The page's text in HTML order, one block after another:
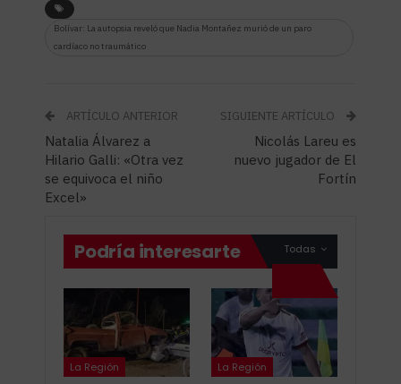
Bolívar: La autopsia reveló que Nadia Montañez murió de un paro
cardíaco no traumático
ARTÍCULO ANTERIOR
Natalia Álvarez a
Hilario Galli: «Otra vez
se equivoca el niño
Excel»
SIGUIENTE ARTÍCULO
Nicolás Lareu es
nuevo jugador de El
Fortín
Todas
Podría interesarte
La Región La Región